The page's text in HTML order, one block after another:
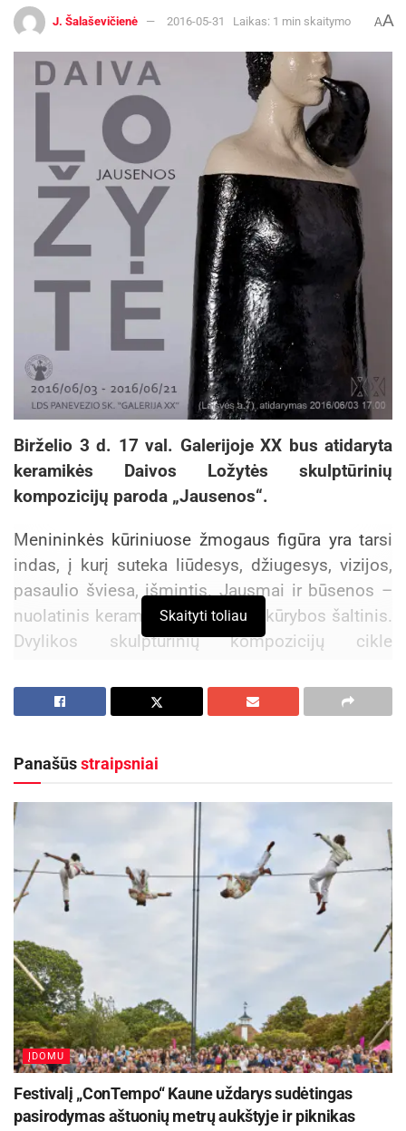
J. Šalaševičienė 2016-05-31 Laikas: 1 min skaitymo AA
Birželio 3 d. 17 val. Galerijoje XX bus atidaryta
keramikės Daivos Ložytės skulptūrinių
kompozicijų paroda „Jausenos“.
Menininkės kūriniuose žmogaus figūra yra tarsi
indas, į kurį suteka liūdesys, džiugesys, vizijos,
pasaulio šviesa, išmintis. Jausmai ir būsenos –
nuolatinis keramikės D. Ložytės kūrybos šaltinis.
Dvylikos skulptūrinių kompozicijų cikle
kūrybos temas, tokias kaip žmogus, jo pojūčiai,
būsenos, nuotaikos, vidinis pasaulis. Todėl
pasiduoti nuotaikai, kurią skleidžia figūrų pozos,
glazūrų spalvos ir už jų slypinti kūrėjos dvasia.
Paroda Galerijoje XX bus eksponuojama iki
birželio 21 d.
Parengė Ryšių su visuomene skyrius
Aktualios naujienos
Prasidėjo Respublikinis tapytojų pleneras
„Kėdainiai abipus Nevėžio“!
2026-08-07
Skaityti toliau
Panašūsstraipsniai
ĮDOMU
Festivalį „ConTempo“ Kaune uždarys sudėtingas
pasirodymas aštuonių metrų aukštyje ir piknikas